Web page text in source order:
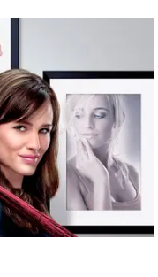
21:42